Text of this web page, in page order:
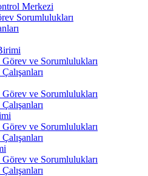
Merkezi
Sorumlulukları
ve Sorumlulukları
ve Sorumlulukları
ve Sorumlulukları
ve Sorumlulukları